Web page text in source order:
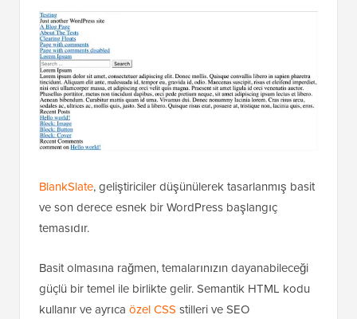
BlankSlate, geliştiriciler düşünülerek tasarlanmış basit
ve son derece esnek bir WordPress başlangıç
temasıdır.
Basit olmasına rağmen, temalarınızın dayanabileceği
güçlü bir temel ile birlikte gelir. Semantik HTML kodu
kullanır ve ayrıca özel CSS stilleri ve SEO